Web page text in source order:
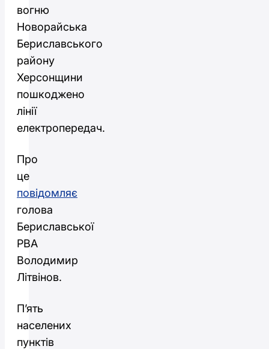
вогню
Новорайська
Бериславського
району
Херсонщини
пошкоджено
лінії
електропередач.
Про
це
повідомляє
голова
Бериславської
РВА
Володимир
Літвінов.
П’ять
населених
пунктів